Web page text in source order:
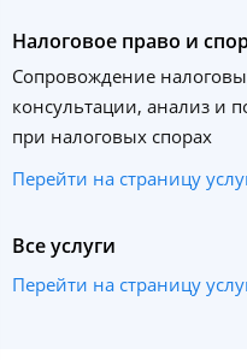
Налоговое право и
Сопровождение
консультации, анализ и
при налоговых спорах
Перейти на страницу
Все услуги
Перейти на страницу